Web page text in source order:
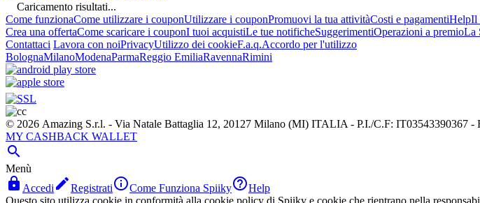
Caricamento risultati...
Come funzionaCome utilizzare i couponUtilizzare i couponPromuovi la tua attivitàCosti e pagamentiHelpIl
Crea una offertaCome scaricare i couponI tuoi acquistiLe tue notificheSuggerimentiOperazioni a premioLa
Contattaci Lavora con noiPrivacyUtilizzo dei cookieF.a.q.Accordo per l'utilizzo
BolognaMilanoModenaParmaReggio EmiliaRavennaRimini
© 2026 Amazing S.r.l. - Via Natale Battaglia 12, 20127 Milano (MI) ITALIA - P.I./C.F: IT03543390367 -
MY CASHBACK WALLET

Menù
 Accedi RegistratiCome Funziona SpiikyHelp
Questo sito utilizza cookie in conformità alla cookie policy di Spiiky e cookie che rientrano nella